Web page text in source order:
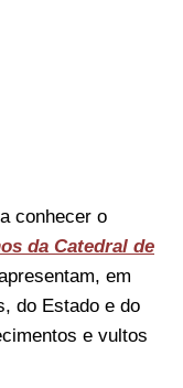
conhecer o
da Catedral de
em
do Estado e do
e vultos